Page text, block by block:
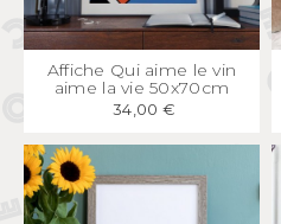
APERÇU RAPIDE
Affiche Qui aime le vin
aime la vie 50x70cm
34,00 €